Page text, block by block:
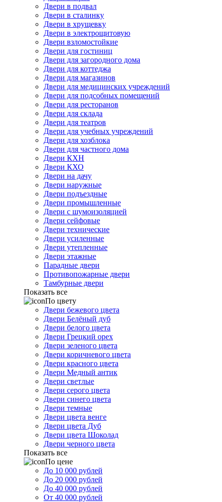
Двери в подвал
Двери в сталинку
Двери в хрущевку
Двери в электрощитовую
Двери взломостойкие
Двери для гостиниц
Двери для загородного дома
Двери для коттеджа
Двери для магазинов
Двери для медицинских учреждений
Двери для подсобных помещений
Двери для ресторанов
Двери для склада
Двери для театров
Двери для учебных учреждений
Двери для хозблока
Двери для частного дома
Двери КХН
Двери КХО
Двери на дачу
Двери наружные
Двери подъездные
Двери промышленные
Двери с шумоизоляцией
Двери сейфовые
Двери технические
Двери усиленные
Двери утепленные
Двери этажные
Парадные двери
Противопожарные двери
Тамбурные двери
Показать все
По цвету
Двери бежевого цвета
Двери Белёный дуб
Двери белого цвета
Двери Грецкий орех
Двери зеленого цвета
Двери коричневого цвета
Двери красного цвета
Двери Медный антик
Двери светлые
Двери серого цвета
Двери синего цвета
Двери темные
Двери цвета венге
Двери цвета Дуб
Двери цвета Шоколад
Двери черного цвета
Показать все
По цене
До 10 000 рублей
До 20 000 рублей
До 40 000 рублей
От 40 000 рублей